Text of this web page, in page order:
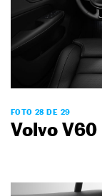
FOTO 28 DE 29
Volvo V60